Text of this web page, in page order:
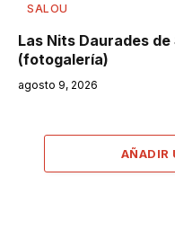
SALOU
Las Nits Daurades
(fotogalería)
agosto 9, 2026
AÑADIR